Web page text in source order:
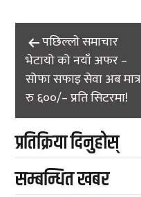
Post
navigation
पछिल्लाे समाचार
भेटायो को नयाँ अफर –
सोफा सफाइ सेवा अब मात्र
रु ६००/– प्रति सिटरमा!
प्रतिक्रिया दिनुहोस्
सम्बन्धित खबर